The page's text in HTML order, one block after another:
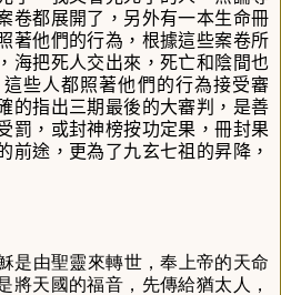
卷都展開了，另外有一本生命冊
著他們的行為，根據這些案卷所
海把死人交出來，死亡和陰間也
些人都照著他們的行為接受審
的指出三期最後的大審判，是善
罰，或封神榜按功定果，冊封果
前途，更為了九玄七祖的昇降，
是由聖靈來轉世，奉上帝的天命
將天國的福音，先傳給猶太人，